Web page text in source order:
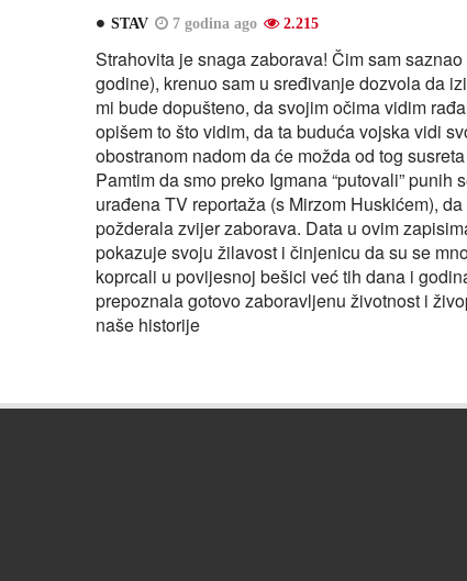
STAV 7 godina ago 2.215
Strahovita je snaga zaborava! Čim sam
godine), krenuo sam u sređivanje dozvola da
mi bude dopušteno, da svojim očima vidim
opišem to što vidim, da ta buduća vojska vidi
obostranom nadom da će možda od tog
Pamtim da smo preko Igmana “putovali” punih
urađena TV reportaža (s Mirzom Huskićem),
požderala zvijer zaborava. Data u ovim
pokazuje svoju žilavost i činjenicu da su se
koprcali u povijesnoj bešici već tih dana i
prepoznala gotovo zaboravljenu životnost i
naše historije